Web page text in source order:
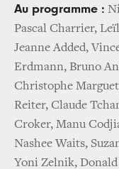
Au programme :
Pascal Charrier,
Jeanne Added,
Erdmann, Bruno
Christophe
Reiter, Claude
Croker, Manu
Nashee Waits,
Yoni Zelnik,